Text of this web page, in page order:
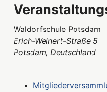
Waldorfschule Potsdam
Erich-Weinert-Straße 5
Potsdam, Deutschland